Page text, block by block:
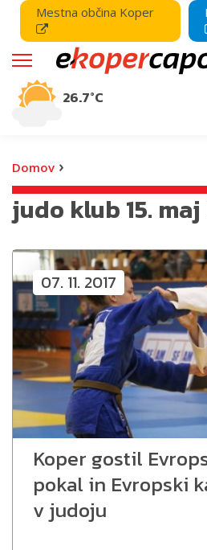
Mestna občina Koper
26.7°C
Domov ›
judo klub 15.
07. 11. 2017
Koper gostil
pokal in Evropski
v judoju